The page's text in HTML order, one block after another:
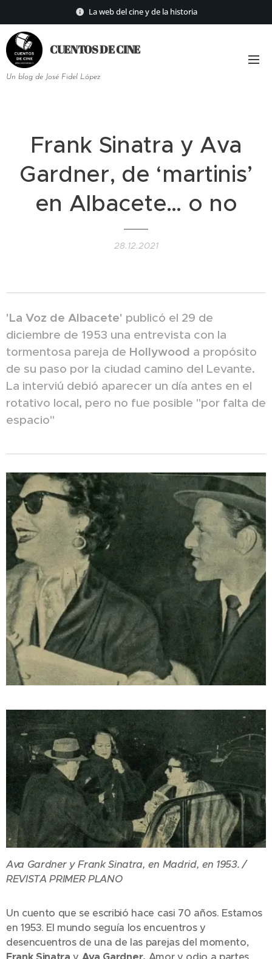
La web del cine y de la historia
CUENTOS DECINE
Un blog de José Fidel López
Frank Sinatra y Ava
Gardner, de ‘martinis’
en Albacete… o no
28.12.2021
'La Voz de Albacete' publicó el 29 de
diciembre de 1953 una entrevista con la
tormentosa pareja de Hollywood a propósito
de su paso por la ciudad camino del Levante.
La interviú debió aparecer un día antes en el
rotativo local, pero no fue posible "por falta de
espacio"
Ava Gardner y Frank Sinatra, en Madrid, en 1953. /
REVISTA PRIMER PLANO
Un cuento que se escribió hace casi 70 años. Estamos
en 1953. El mundo seguía los encuentros y
desencuentros de una de las parejas del momento,